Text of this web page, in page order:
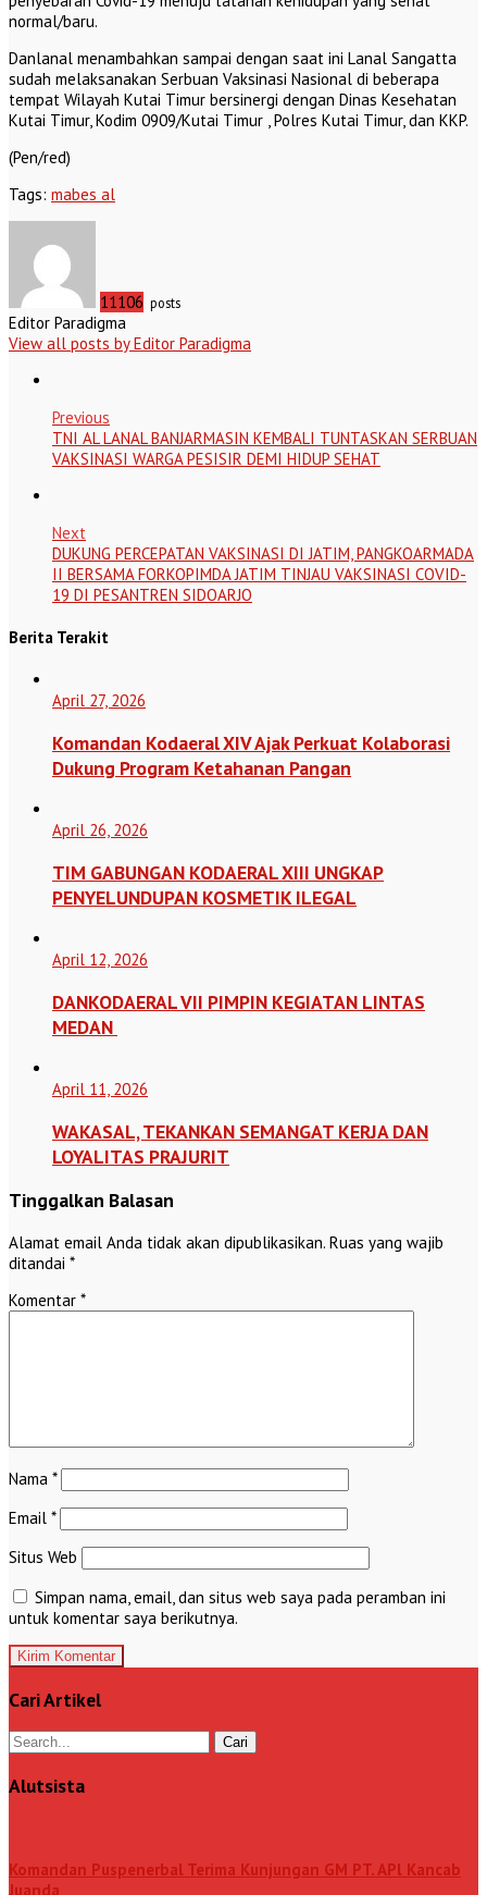
normal/baru.
Danlanal menambahkan sampai dengan saat ini Lanal Sangatta
sudah melaksanakan Serbuan Vaksinasi Nasional di beberapa
tempat Wilayah Kutai Timur bersinergi dengan Dinas Kesehatan
Kutai Timur, Kodim 0909/Kutai Timur , Polres Kutai Timur, dan KKP.
(Pen/red)
Tags: mabes al
11106 posts
Editor Paradigma
View all posts by Editor Paradigma
Previous
TNI AL LANAL BANJARMASIN KEMBALI TUNTASKAN SERBUAN
VAKSINASI WARGA PESISIR DEMI HIDUP SEHAT
Next
DUKUNG PERCEPATAN VAKSINASI DI JATIM, PANGKOARMADA
II BERSAMA FORKOPIMDA JATIM TINJAU VAKSINASI COVID-
19 DI PESANTREN SIDOARJO
Berita Terakit
April 27, 2026
Komandan Kodaeral XIV Ajak Perkuat Kolaborasi
Dukung Program Ketahanan Pangan
April 26, 2026
TIM GABUNGAN KODAERAL XIII UNGKAP
PENYELUNDUPAN KOSMETIK ILEGAL
April 12, 2026
DANKODAERAL VII PIMPIN KEGIATAN LINTAS
MEDAN
April 11, 2026
WAKASAL, TEKANKAN SEMANGAT KERJA DAN
LOYALITAS PRAJURIT
Tinggalkan Balasan
Alamat email Anda tidak akan dipublikasikan. Ruas yang wajib
ditandai *
Komentar *
Nama *
Email *
Situs Web
Simpan nama, email, dan situs web saya pada peramban ini
untuk komentar saya berikutnya.
Cari Artikel
Alutsista
Komandan Puspenerbal Terima Kunjungan GM PT. APl Kancab
Juanda